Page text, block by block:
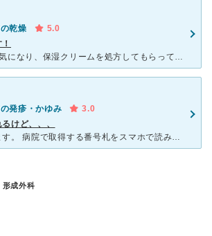
乾燥
5.0
2歳児の肌の乾燥が気になり、保湿クリームを処方してもらってます。先生がいつも「どのような症状が気になりますか？」と詳しく聞いてくれたうえで処方してくれるので、とても信頼できます。ネットでの予約ができな
発疹・かゆみ
3.0
けど、、、
待ち時間が長すぎます。 病院で取得する番号札をスマホで読み込むと 今の順番がわかるので外に出てもいいそうです。 ただ周辺に時間つぶせふようなお店はないかな。 先生はしっかり患部を見てくださ
形成外科